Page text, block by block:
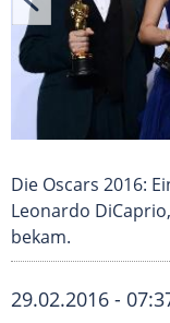
Die Oscars 2016:
Leonardo
bekam.
29.02.2016 -